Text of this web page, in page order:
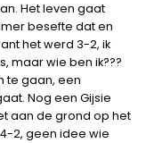
Het leven gaat
besefte dat en
het werd 3-2, ik
maar wie ben ik???
te gaan, een
Nog een Gijsie
aan de grond op het
2, geen idee wie